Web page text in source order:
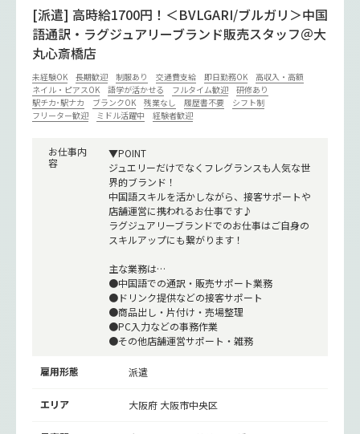
[派遣] 高時給1700円！＜BVLGARI/ブルガリ＞中国
語通訳・ラグジュアリーブランド販売スタッフ＠大
丸心斎橋店
未経験OK 長期歓迎 制服あり 交通費支給 即日勤務OK
高収入・高額
ネイル・ピアスOK
語学が活かせる フルタイム歓迎
研修あり
駅チカ･駅ナカ
ブランクOK 残業なし 履歴書不要
シフト制
フリーター歓迎
ミドル活躍中 経験者歓迎
お仕事内
容
▼POINT
ジュエリーだけでなくフレグランスも人気な世
界的ブランド！
中国語スキルを活かしながら、接客サポートや
店舗運営に携われるお仕事です♪
ラグジュアリーブランドでのお仕事はご自身の
スキルアップにも繋がります！
主な業務は…
●中国語での通訳・販売サポート業務
●ドリンク提供などの接客サポート
●商品出し・片付け・売場整理
●PC入力などの事務作業
●その他店舗運営サポート・雑務
雇用形態 派遣
エリア 大阪府 大阪市中央区